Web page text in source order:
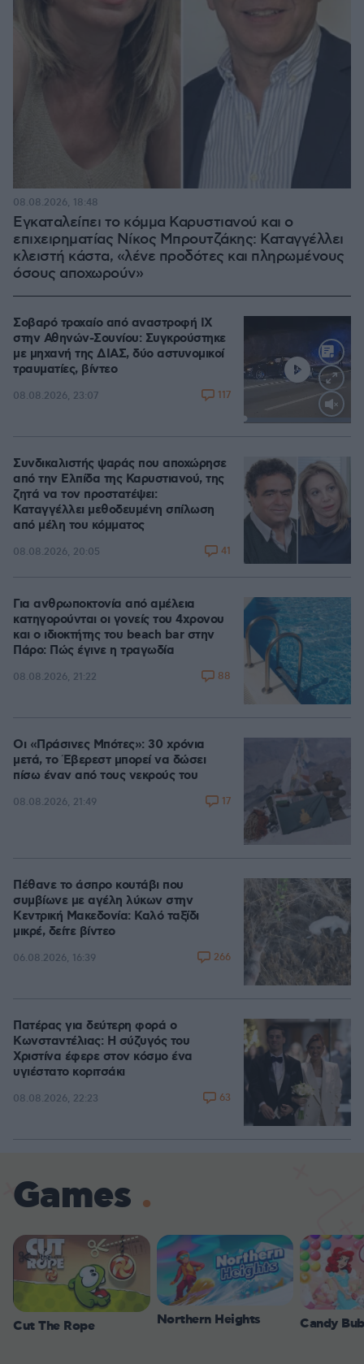
Εγκαταλείπει το κόμμα Καρυστιανού και ο
επιχειρηματίας Νίκος Μπρουτζάκης: Καταγγέλλει
κλειστή κάστα, «λένε προδότες και πληρωμένους
όσους αποχωρούν»
08.08.2026, 18:48
Σοβαρό τροχαίο από αναστροφή ΙΧ
στην Αθηνών-Σουνίου: Συγκρούστηκε
με μηχανή της ΔΙΑΣ, δύο αστυνομικοί
τραυματίες, βίντεο
08.08.2026, 23:07 117
Συνδικαλιστής ψαράς που αποχώρησε
από την Ελπίδα της Καρυστιανού, της
ζητά να τον προστατέψει:
Καταγγέλλει μεθοδευμένη σπίλωση
από μέλη του κόμματος
08.08.2026, 20:05 41
Για ανθρωποκτονία από αμέλεια
κατηγορούνται οι γονείς του 4χρονου
και ο ιδιοκτήτης του beach bar στην
Πάρο: Πώς έγινε η τραγωδία
08.08.2026, 21:22 88
Οι «Πράσινες Μπότες»: 30 χρόνια
μετά, το Έβερεστ μπορεί να δώσει
πίσω έναν από τους νεκρούς του
08.08.2026, 21:49 17
Πέθανε το άσπρο κουτάβι που
συμβίωνε με αγέλη λύκων στην
Κεντρική Μακεδονία: Καλό ταξίδι
μικρέ, δείτε βίντεο
06.08.2026, 16:39 266
Πατέρας για δεύτερη φορά ο
Κωνσταντέλιας: Η σύζυγός του
Χριστίνα έφερε στον κόσμο ένα
υγιέστατο κοριτσάκι
08.08.2026, 22:23 63
Games
Cut The Rope Northern Heights Candy